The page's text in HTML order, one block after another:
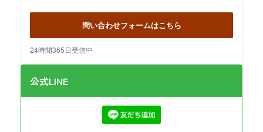
問い合わせフォームはこちら
24時間365日受信中
公式LINE